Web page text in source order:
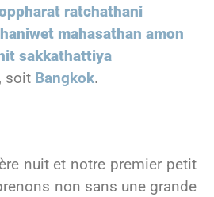
ratchathani
mahasathan amon
sakkathattiya
, soit Bangkok.
nuit et notre premier petit
non sans une grande